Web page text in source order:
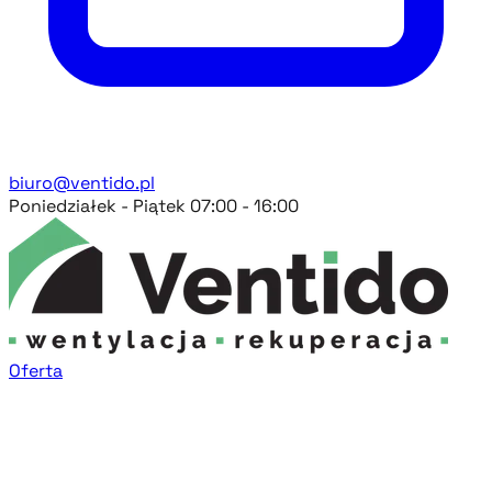
biuro@ventido.pl
Poniedziałek - Piątek 07:00 - 16:00
Oferta